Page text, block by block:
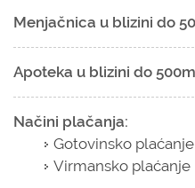
Menjačnica u blizini do
Apoteka u blizini do
Načini plačanja:
Gotovinsko plaćanje
Virmansko plaćanje